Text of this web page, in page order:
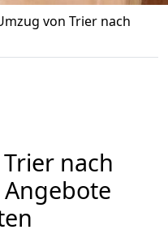
von Trier nach
nach